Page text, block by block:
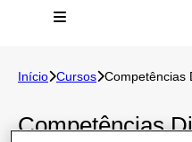
Início Cursos
Competências